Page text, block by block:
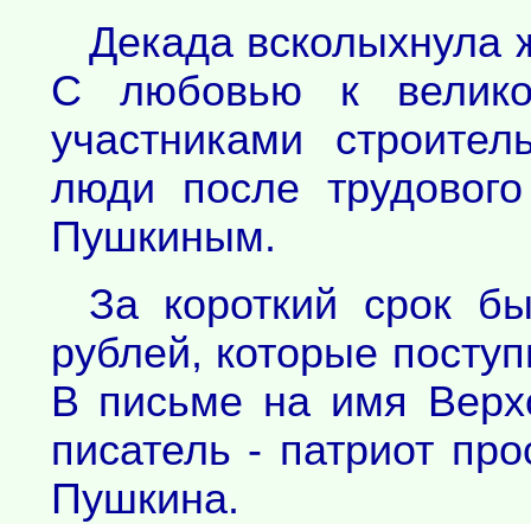
Декада всколыхнула
С любовью к
участниками
люди после
Пушкиным.
За короткий срок
рублей, которые
В письме на имя
писатель - патриот
Пушкина.